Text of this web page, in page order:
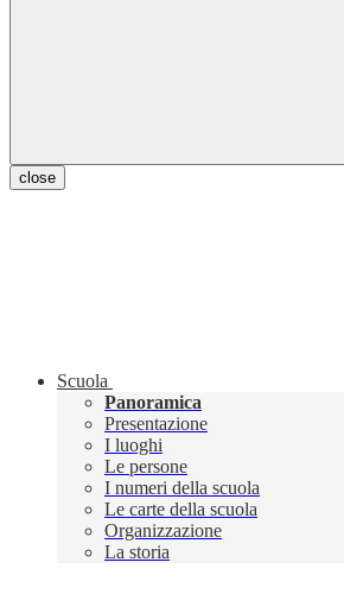
close
Scuola
Panoramica
Presentazione
I luoghi
Le persone
I numeri della scuola
Le carte della scuola
Organizzazione
La storia